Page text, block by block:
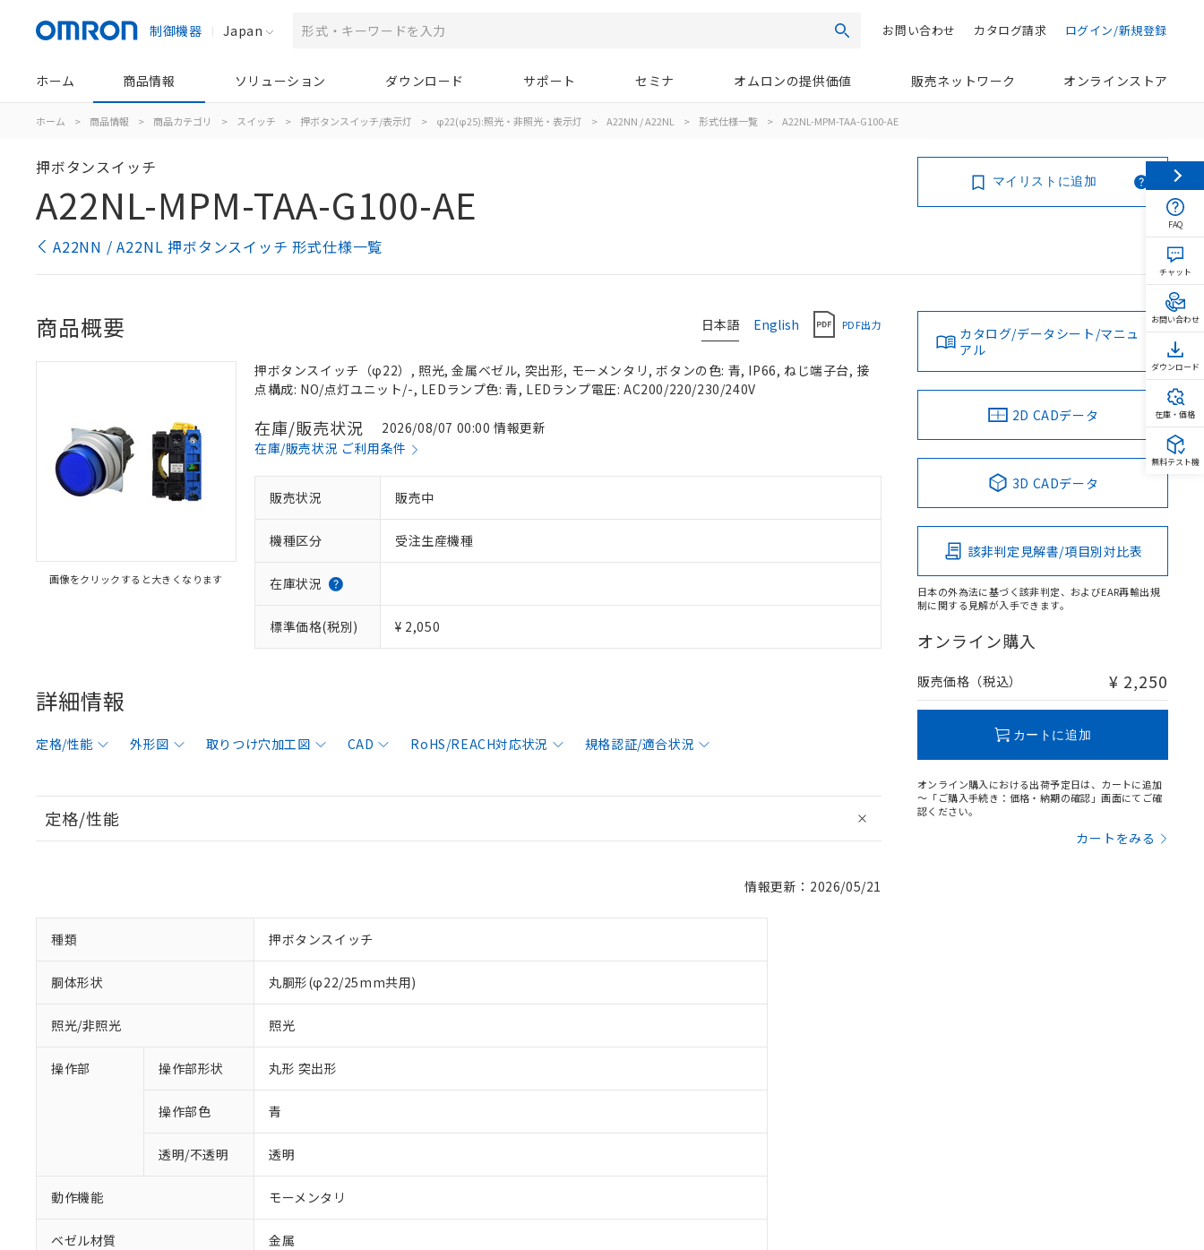
制御機器 Japan 検索 ログイン/新規登録
カタログ請求
お問い合わせ
ホーム 商品情報 ソリューション ダウンロード サポート セミナ オムロンの提供価値 販売ネットワーク オンラインストア
ホーム > 商品情報 > 商品カテゴリ > スイッチ > 押ボタンスイッチ/表示灯 > φ22(φ25):照光・非照光・表示灯 > A22NN / A22NL > 形式仕様一覧 > A22NL-MPM-TAA-G100-AE
押ボタンスイッチ
A22NL-MPM-TAA-G100-AE
A22NN / A22NL 押ボタンスイッチ 形式仕様一覧
マイリストに追加
日本語 English PDF出力
商品概要
画像をクリックすると大きくなります
押ボタンスイッチ（φ22）, 照光, 金属ベゼル, 突出形, モーメンタリ, ボタンの色: 青, IP66, ねじ端子台, 接
点構成: NO/点灯ユニット/-, LEDランプ色: 青, LEDランプ電圧: AC200/220/230/240V
在庫/販売状況
2026/08/07 00:00 情報更新
在庫/販売状況 ご利用条件
販売状況 販売中
機種区分 受注生産機種
在庫状況
標準価格(税別) ¥ 2,050
詳細情報
定格/性能 外形図 取りつけ穴加工図 CAD RoHS/REACH対応状況 規格認証/適合状況
定格/性能
情報更新：2026/05/21
種類 押ボタンスイッチ
胴体形状 丸胴形(φ22/25mm共用)
照光/非照光 照光
操作部 操作部形状 丸形 突出形
操作部色 青
透明/不透明 透明
動作機能 モーメンタリ
ベゼル材質 金属
カタログ/データシート/マニュ
アル
2D CADデータ
3D CADデータ
該非判定見解書/項目別対比表
日本の外為法に基づく該非判定、およびEAR再輸出規
制に関する見解が入手できます。
オンライン購入
販売価格（税込） ¥ 2,250
カートに追加
オンライン購入における出荷予定日は、カートに追加
～「ご購入手続き：価格・納期の確認」画面にてご確
認ください。
カートをみる
FAQ
チャット
お問い合わせ
ダウンロード
在庫・価格
無料テスト機